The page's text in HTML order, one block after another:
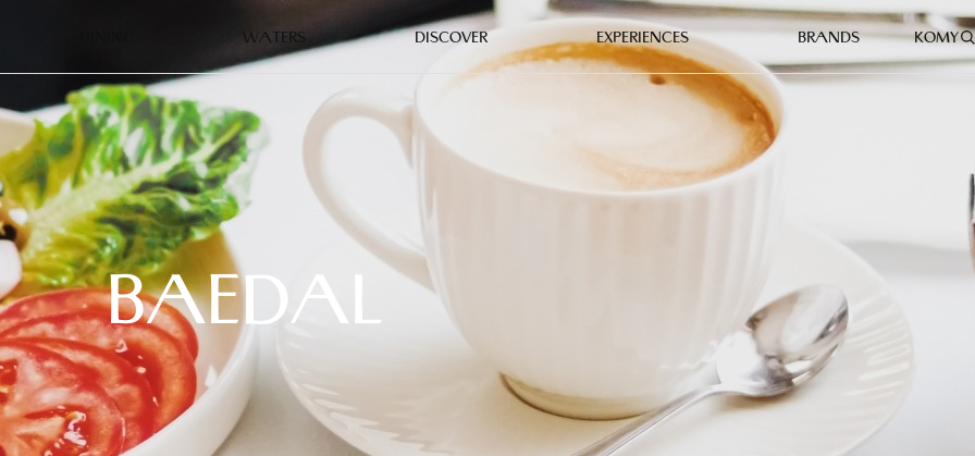
WATERS DISCOVER EXPERIENCES BRANDS KOMY
BAEDAL